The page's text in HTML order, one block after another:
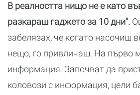
В реалността нищо не е като
разкараш гаджето за 10 дни".
забелязах, че когато насочиш
нещо, го привличаш. На първо
информация. Започват да
коловози с информация, цели